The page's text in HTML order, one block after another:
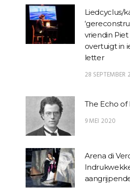
Liedcyclus/
vriendin
overtuigt in
letter
28 SEPTEMBER
The Echo of
9 MEI 2020
Arena di